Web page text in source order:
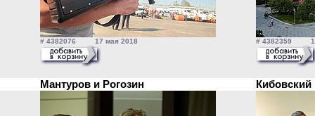
# 4382076 17 мая 2018 # 4382359 17
Мантуров и Рогозин